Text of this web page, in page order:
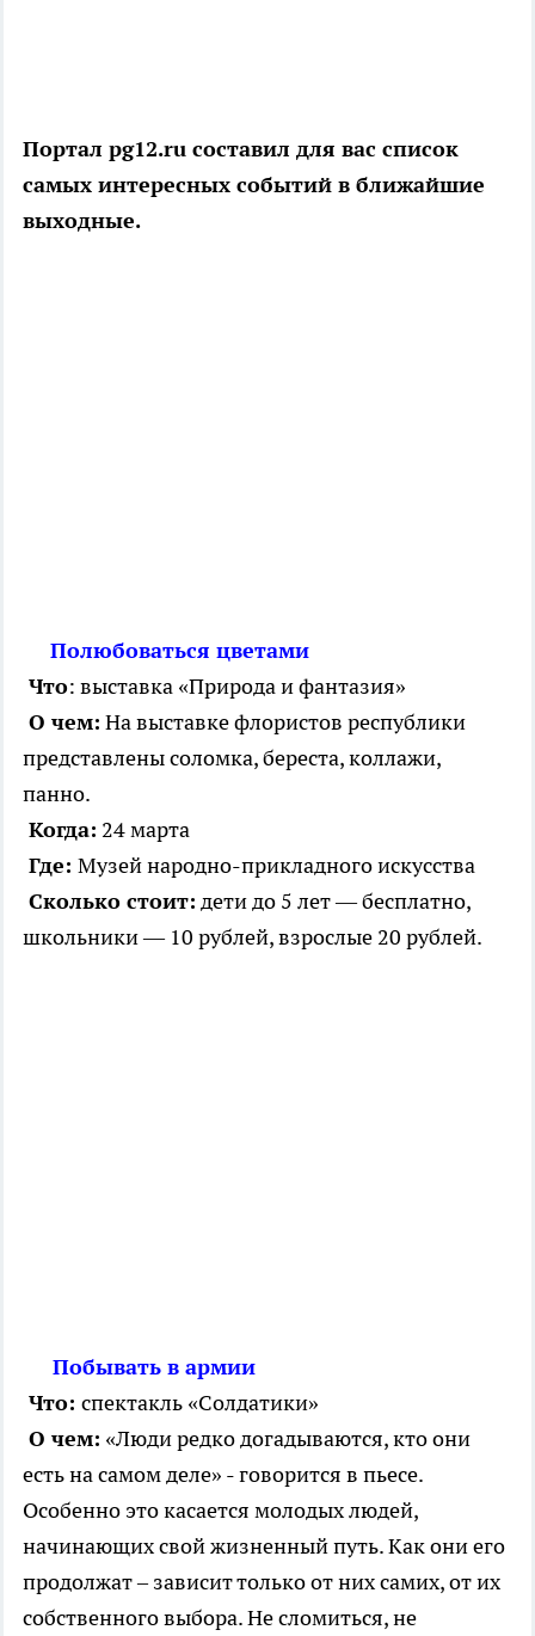
Портал pg12.ru составил для вас список
самых интересных событий в ближайшие
выходные.
Полюбоваться цветами
Что: выставка «Природа и фантазия»
О чем: На выставке флористов республики
представлены соломка, береста, коллажи,
панно.
Когда: 24 марта
Где: Музей народно-прикладного искусства
Сколько стоит: дети до 5 лет — бесплатно,
школьники — 10 рублей, взрослые 20 рублей.
Побывать в армии
Что: спектакль «Солдатики»
О чем: «Люди редко догадываются, кто они
есть на самом деле» - говорится в пьесе.
Особенно это касается молодых людей,
начинающих свой жизненный путь. Как они его
продолжат – зависит только от них самих, от их
собственного выбора. Не сломиться, не